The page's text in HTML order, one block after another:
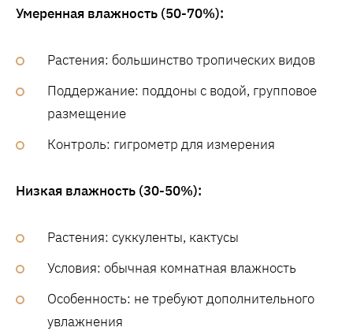
Умеренная влажность (50-70%):
Растения: большинство тропических видов
Поддержание: поддоны с водой, групповое
размещение
Контроль: гигрометр для измерения
Низкая влажность (30-50%):
Растения: суккуленты, кактусы
Условия: обычная комнатная влажность
Особенность: не требуют дополнительного
увлажнения